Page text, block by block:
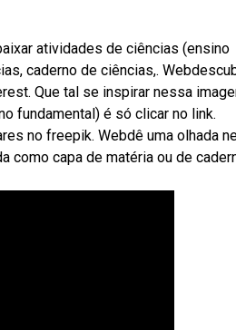
atividades de ciências (ensino
caderno de ciências,.
Que tal se inspirar nessa
fundamental) é só clicar no link.
no freepik. Webdê uma olhada
como capa de matéria ou de